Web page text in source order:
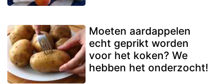
Moeten aardappelen
echt geprikt worden
voor het koken? We
hebben het onderzocht!